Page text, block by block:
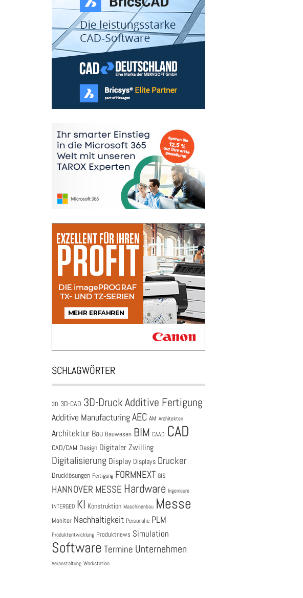
SCHLAGWÖRTER
3D 3D-CAD 3D-DruckAdditive Fertigung
Additive ManufacturingAEC AM Architekten
Architektur Bau Bauwesen BIM CAAD CAD
CAD/CAM Design Digitaler Zwilling
Digitalisierung Display Displays Drucker
Drucklösungen Fertigung FORMNEXT GIS
HANNOVER MESSE Hardware Ingenieure
INTERGEO KI Konstruktion Maschinenbau Messe
Monitor Nachhaltigkeit Personalie PLM
Produktentwicklung Produktnews Simulation
Software Termine Unternehmen
Veranstaltung Workstation